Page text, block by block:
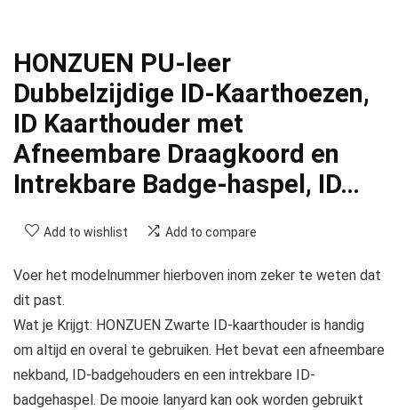
HONZUEN PU-leer
Dubbelzijdige ID-Kaarthoezen,
ID Kaarthouder met
Afneembare Draagkoord en
Intrekbare Badge-haspel, ID…
Add to wishlist Add to compare
Voer het modelnummer hierboven inom zeker te weten dat
dit past.
Wat je Krijgt: HONZUEN Zwarte ID-kaarthouder is handig
om altijd en overal te gebruiken. Het bevat een afneembare
nekband, ID-badgehouders en een intrekbare ID-
badgehaspel. De mooie lanyard kan ook worden gebruikt